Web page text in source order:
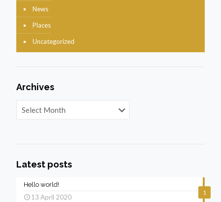
News
Places
Uncategorized
Archives
Latest posts
1
Hello world!
13 April 2020